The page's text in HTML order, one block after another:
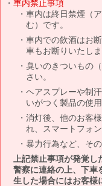
車内禁止事項
車内は終日禁煙（
む）です。
車内での飲酒はお
車もお断りいたしま
臭いのきついもの
さい。
ヘアスプレーや制
いがつく製品の使
消灯後、他のお客
れ、スマートフォ
暴力行為など、そ
上記禁止事項が発覚
警察に連絡の上、下車
生した場合にはお客様